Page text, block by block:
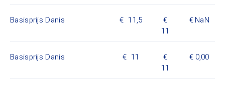
Basisprijs Danis
11,5
11
NaN
Basisprijs Danis
11
11
0,00